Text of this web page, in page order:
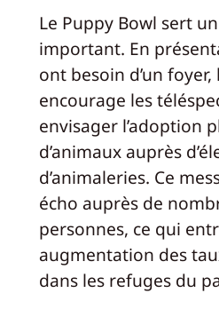
Le Puppy Bowl sert
important. En
ont besoin d’un foyer,
encourage les
envisager l’adoption
d’animaux auprès
d’animaleries. Ce
écho auprès de
personnes, ce qui
augmentation des
dans les refuges du